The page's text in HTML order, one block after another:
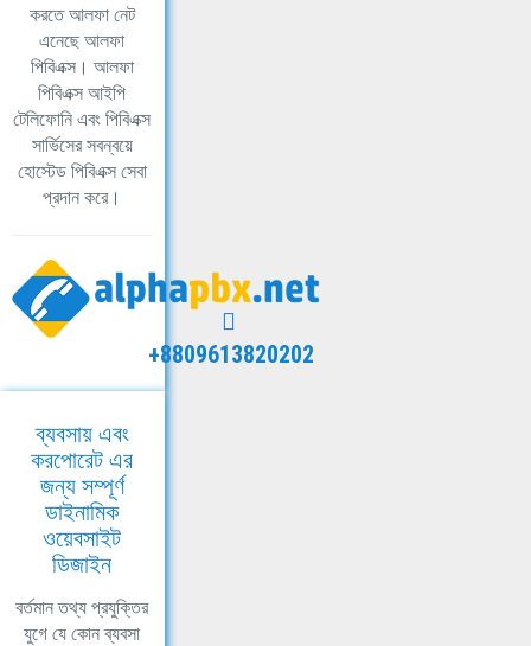
করতে আলফা নেট
এনেছে আলফা
পিবিএক্স। আলফা
পিবিএক্স আইপি
টেলিফোনি এবং পিবিএক্স
সার্ভিসের সবন্বয়ে
হোস্টেড পিবিএক্স সেবা
প্রদান করে।
+8809613820202
ব্যবসায় এবং
করপোরেট এর
জন্য সম্পূর্ণ
ডাইনামিক
ওয়েবসাইট
ডিজাইন
বর্তমান তথ্য প্রযুক্তির
যুগে যে কোন ব্যবসা